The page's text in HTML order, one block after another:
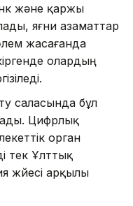
және қаржы
яғни азаматтар
жасағанда
олардың
саласында бұл
Цифрлық
орган
тек Ұлттық
жүйесі арқылы